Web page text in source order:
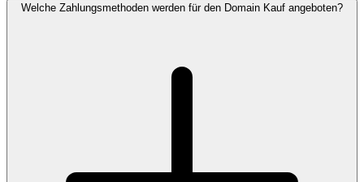
Welche Zahlungsmethoden werden für den Domain Kauf angeboten?